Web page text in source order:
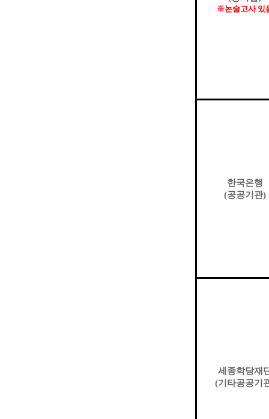
※논술고사 있
한국은행
(공공기관)
세종학당재
(기타공공기